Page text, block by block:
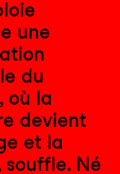
une
du
où la
devient
et la
souffle. Né